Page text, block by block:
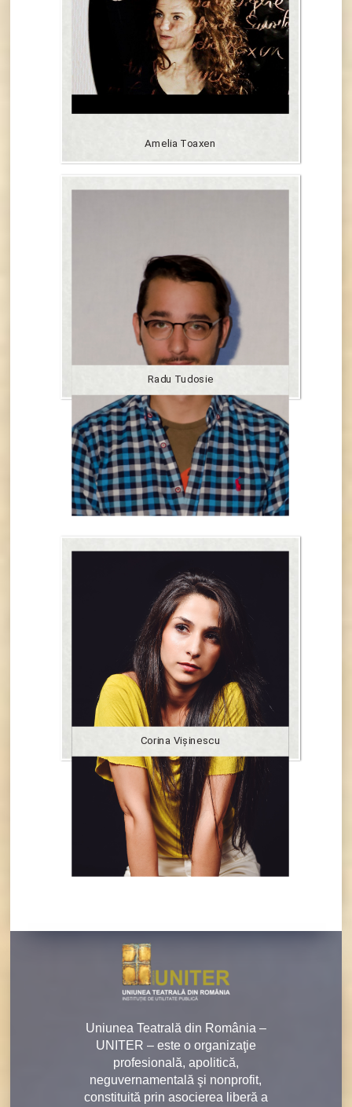
Amelia Toaxen
Radu Tudosie
Corina Vişinescu
Uniunea Teatrală din România –
UNITER – este o organizaţie
profesională, apolitică,
neguvernamentală şi nonprofit,
constituită prin asocierea liberă a